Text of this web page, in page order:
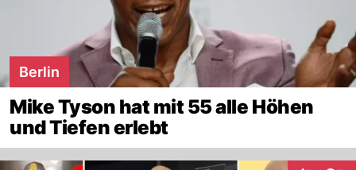
Berlin
Mike Tyson hat mit 55 alle Höhen
und Tiefen erlebt